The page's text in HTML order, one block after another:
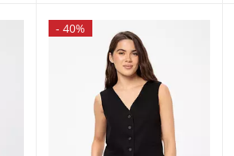
-40%